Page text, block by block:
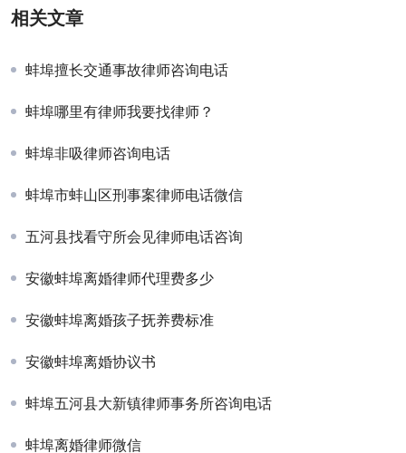
相关文章
蚌埠擅长交通事故律师咨询电话
蚌埠哪里有律师我要找律师？
蚌埠非吸律师咨询电话
蚌埠市蚌山区刑事案律师电话微信
五河县找看守所会见律师电话咨询
安徽蚌埠离婚律师代理费多少
安徽蚌埠离婚孩子抚养费标准
安徽蚌埠离婚协议书
蚌埠五河县大新镇律师事务所咨询电话
蚌埠离婚律师微信